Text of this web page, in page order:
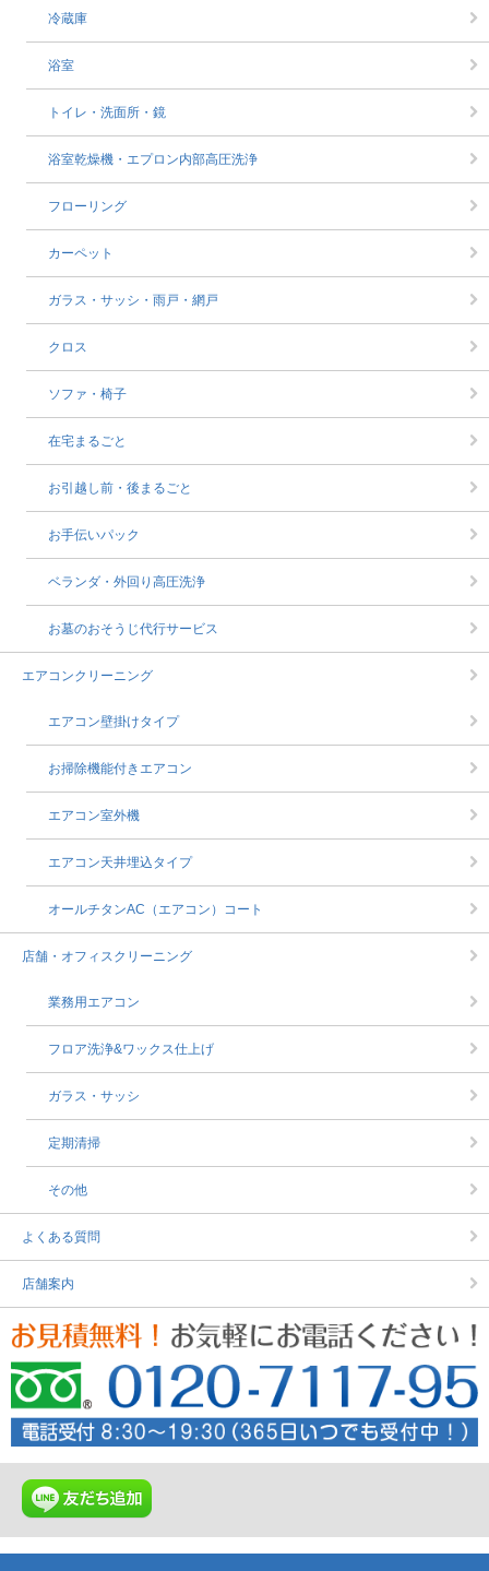
冷蔵庫
浴室
トイレ・洗面所・鏡
浴室乾燥機・エプロン内部高圧洗浄
フローリング
カーペット
ガラス・サッシ・雨戸・網戸
クロス
ソファ・椅子
在宅まるごと
お引越し前・後まるごと
お手伝いパック
ベランダ・外回り高圧洗浄
お墓のおそうじ代行サービス
エアコンクリーニング
エアコン壁掛けタイプ
お掃除機能付きエアコン
エアコン室外機
エアコン天井埋込タイプ
オールチタンAC（エアコン）コート
店舗・オフィスクリーニング
業務用エアコン
フロア洗浄&ワックス仕上げ
ガラス・サッシ
定期清掃
その他
よくある質問
店舗案内